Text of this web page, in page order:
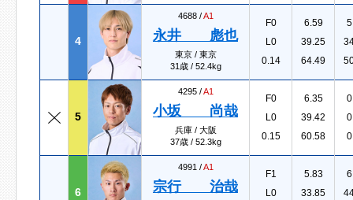
4
4688 /A1
永井 彪也
東京 / 東京
31歳 / 52.4kg
F0
L0
0.14
6.59
39.25
64.49
5
4295 /A1
小坂 尚哉
兵庫 / 大阪
37歳 / 52.3kg
F0
L0
0.15
6.35
39.42
60.58
6
4991 /A1
宗行 治哉
F1
L0
5.83
33.85